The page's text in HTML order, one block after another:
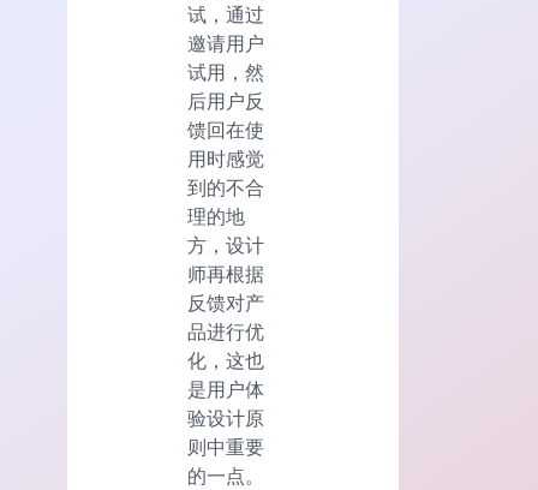
试，通过
邀请用户
试用，然
后用户反
馈回在使
用时感觉
到的不合
理的地
方，设计
师再根据
反馈对产
品进行优
化，这也
是用户体
验设计原
则中重要
的一点。